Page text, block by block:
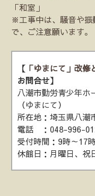
「和室」
※工事中は、騒音や振
で、ご注意願います。
【 「ゆまにて」改
お問合せ】
八潮市勤労青少年ホ
（ゆまにて）
所在地：埼玉県八潮
電話 ：048-996-
受付時間：9時～17
休館日：月曜日、祝